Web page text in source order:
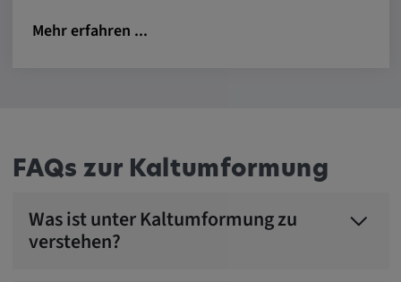
Mehr erfahren ...
FAQs zur Kaltumformung
Was ist unter Kaltumformung zu
verstehen?